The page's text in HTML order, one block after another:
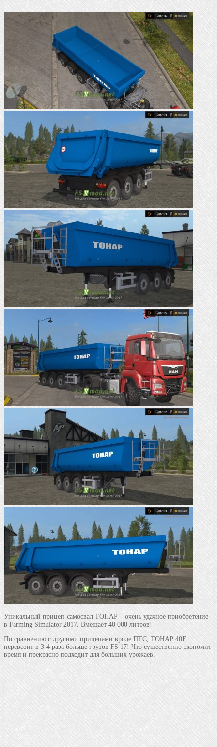
Уникальный прицеп-самосвал ТОНАР – очень удачное приобретение
в Farming Simulator 2017. Вмещает 40 000 литров!
По сравнению с другими прицепами вроде ПТС, ТОНАР 40Е
перевозит в 3-4 раза больше грузов FS 17! Что существенно экономит
время и прекрасно подходит для больших урожаев.